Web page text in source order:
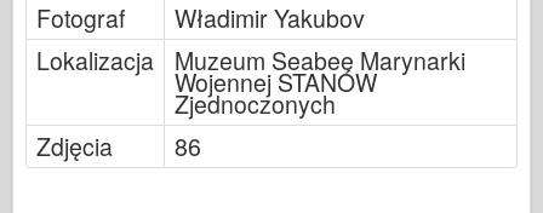
dziennik le
Zestawy
Fotograf
Władimir Yakubov
Lokalizacja
Muzeum Seabee Marynarki
Wojennej STANÓW
Zjednoczonych
Zdjęcia
86